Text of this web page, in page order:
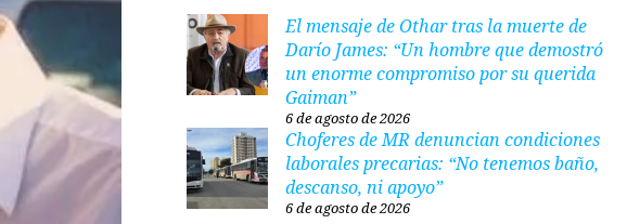
El mensaje de Othar tras la muerte de
Darío James: “Un hombre que demostró
un enorme compromiso por su querida
Gaiman”
6 de agosto de 2026
Choferes de MR denuncian condiciones
laborales precarias: “No tenemos baño,
descanso, ni apoyo”
6 de agosto de 2026